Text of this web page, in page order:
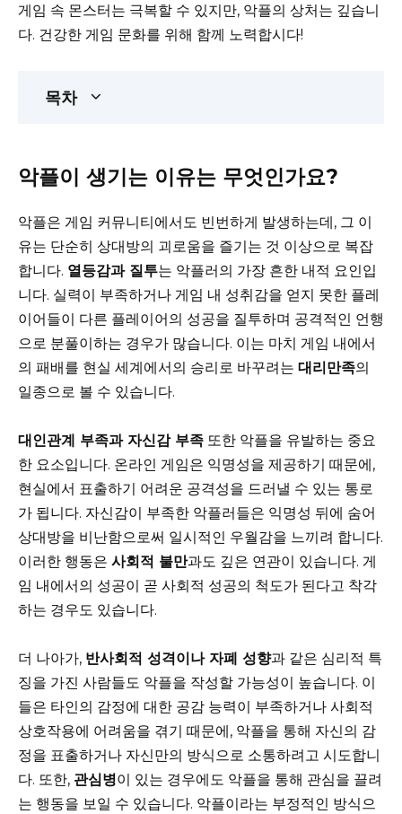
게임 속 몬스터는 극복할 수 있지만, 악플의 상처는 깊습니
다. 건강한 게임 문화를 위해 함께 노력합시다!
목차
악플이 생기는 이유는 무엇인가요?
악플은 게임 커뮤니티에서도 빈번하게 발생하는데, 그 이
유는 단순히 상대방의 괴로움을 즐기는 것 이상으로 복잡
합니다. 열등감과 질투는 악플러의 가장 흔한 내적 요인입
니다. 실력이 부족하거나 게임 내 성취감을 얻지 못한 플레
이어들이 다른 플레이어의 성공을 질투하며 공격적인 언행
으로 분풀이하는 경우가 많습니다. 이는 마치 게임 내에서
의 패배를 현실 세계에서의 승리로 바꾸려는 대리만족의
일종으로 볼 수 있습니다.
대인관계 부족과 자신감 부족 또한 악플을 유발하는 중요
한 요소입니다. 온라인 게임은 익명성을 제공하기 때문에,
현실에서 표출하기 어려운 공격성을 드러낼 수 있는 통로
가 됩니다. 자신감이 부족한 악플러들은 익명성 뒤에 숨어
상대방을 비난함으로써 일시적인 우월감을 느끼려 합니다.
이러한 행동은 사회적 불만과도 깊은 연관이 있습니다. 게
임 내에서의 성공이 곧 사회적 성공의 척도가 된다고 착각
하는 경우도 있습니다.
더 나아가, 반사회적 성격이나 자폐 성향과 같은 심리적 특
징을 가진 사람들도 악플을 작성할 가능성이 높습니다. 이
들은 타인의 감정에 대한 공감 능력이 부족하거나 사회적
상호작용에 어려움을 겪기 때문에, 악플을 통해 자신의 감
정을 표출하거나 자신만의 방식으로 소통하려고 시도합니
다. 또한, 관심병이 있는 경우에도 악플을 통해 관심을 끌려
는 행동을 보일 수 있습니다. 악플이라는 부정적인 방식으